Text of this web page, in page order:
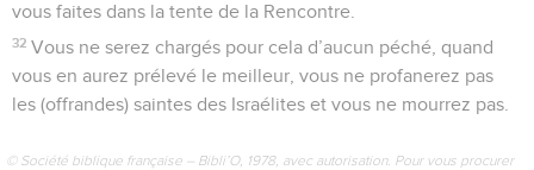
vous faites dans la tente de la Rencontre.
32 Vous ne serez chargés pour cela d’aucun péché, quand
vous en aurez prélevé le meilleur, vous ne profanerez pas
les (offrandes) saintes des Israélites et vous ne mourrez pas.
© Société biblique française – Bibli’O, 1978, avec autorisation. Pour vous procurer